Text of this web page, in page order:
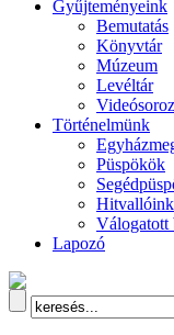
Gyűjteményeink
Bemutatás
Könyvtár
Múzeum
Levéltár
Történelmünk
Püspökök
Hitvallóink
Válogatott
Lapozó